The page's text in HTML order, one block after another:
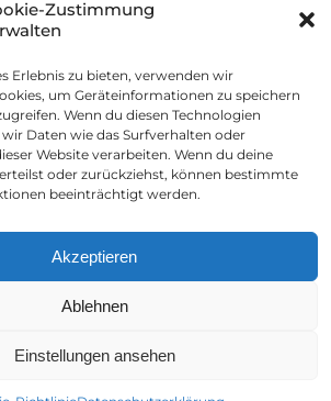
Zustimmung
Erlebnis zu bieten, verwenden wir
um Geräteinformationen zu speichern
Wenn du diesen Technologien
Daten wie das Surfverhalten oder
Website verarbeiten. Wenn du deine
oder zurückziehst, können bestimmte
beeinträchtigt werden.
Akzeptieren
Ablehnen
Einstellungen ansehen